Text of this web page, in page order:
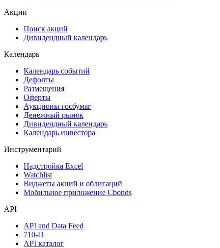
Акции
Поиск акций
Дивидендный календарь
Календарь
Календарь событий
Дефолты
Размещения
Оферты
Аукционы госбумаг
Денежный рынок
Дивидендный календарь
Календарь инвестора
Инструментарий
Надстройка Excel
Watchlist
Виджеты акций и облигаций
Мобильное приложение Cbonds
API
API and Data Feed
710-П
API каталог